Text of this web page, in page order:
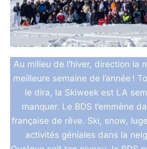
Au milieu de l’hiver, direction la
meilleure semaine de l’année !
le dira, la Skiweek est LA
manquer. Le BDS t’emmène
française de rêve. Ski, snow,
activités géniales dans la